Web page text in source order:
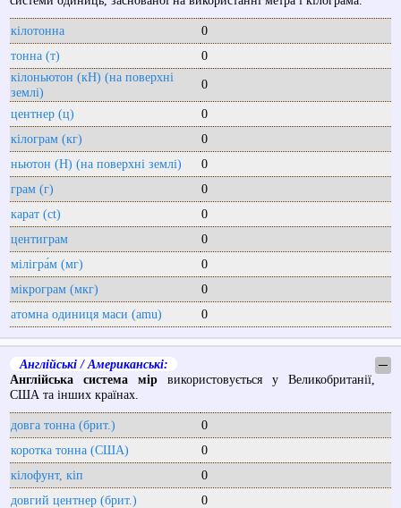
кілотонна
0
тонна (т)
0
кілоньютон (кН) (на поверхні
землі)
0
центнер (ц)
0
кілограм (кг)
0
ньютон (Н) (на поверхні землі)
0
грам (г)
0
карат (ct)
0
центиграм
0
мілігра́м (мг)
0
мікрограм (мкг)
0
атомна одиниця маси (amu)
0
Англійські / Американські:
─
Англійська система мірвикористовується у Великобританії,
США та інших країнах.
довга тонна (брит.)
0
коротка тонна (США)
0
кілофунт, кіп
0
довгий центнер (брит.)
0